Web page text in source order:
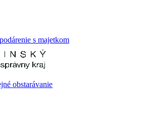
s majetkom
obstarávanie